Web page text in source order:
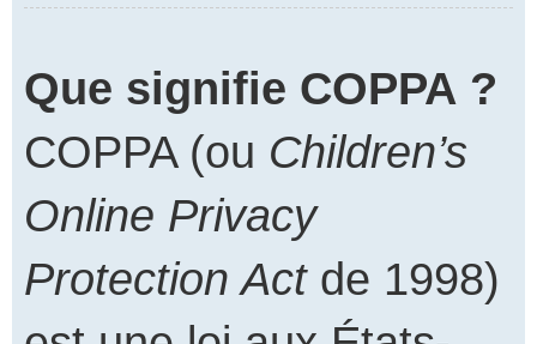
Que signifie COPPA ?
COPPA (ou Children’s
Online Privacy
Protection Actde 1998)